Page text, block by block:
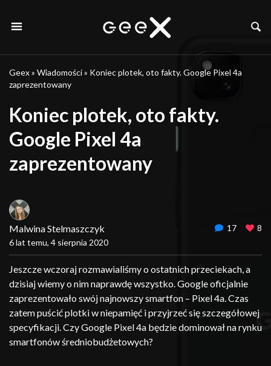
Geex» Wiadomości» Koniec plotek, oto fakty. Google Pixel 4a
zaprezentowany
Koniec plotek, oto fakty.
Google Pixel 4a
zaprezentowany
Malwina Stelmaszczyk
6 lat temu, 4 sierpnia 2020
17 8
Jeszcze wczoraj rozmawialiśmy o ostatnich przeciekach, a
dzisiaj wiemy o nim naprawdę wszystko. Google oficjalnie
zaprezentowało swój najnowszy smartfon – Pixel 4a. Czas
zatem puścić plotki w niepamięć i przyjrzeć się szczegółowej
specyfikacji. Czy Google Pixel 4a będzie dominował na rynku
smartfonów średniobudżetowych?